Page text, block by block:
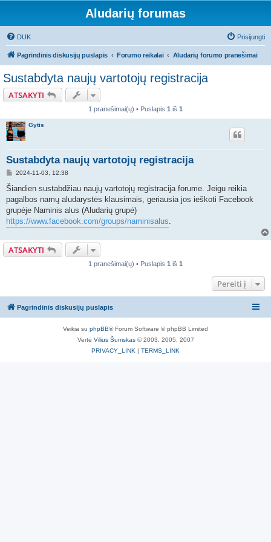
Aludarių forumas
DUK Prisijungti
Pagrindinis diskusijų puslapis Forumo reikalai Aludarių forumo pranešimai
Sustabdyta naujų vartotojų registracija
ATSAKYTI
1 pranešimai(ų) • Puslapis 1 iš 1
Gytis
Sustabdyta naujų vartotojų registracija
S
a
d
a
t
ė
2024-11-03, 12:38
Šiandien sustabdžiau naujų vartotojų registracija forume. Jeigu reikia
pagalbos namų aludarystės klausimais, geriausia jos ieškoti Facebook
grupėje Naminis alus (Aludarių grupė)
https://www.facebook.com/groups/naminisalus.
ATSAKYTI
1 pranešimai(ų) • Puslapis 1 iš 1
Pereiti į
Pagrindinis diskusijų puslapis
Veikia su phpBB® Forum Software © phpBB Limited
Vertė Vilius Šumskas© 2003, 2005, 2007
PRIVACY_LINK | TERMS_LINK